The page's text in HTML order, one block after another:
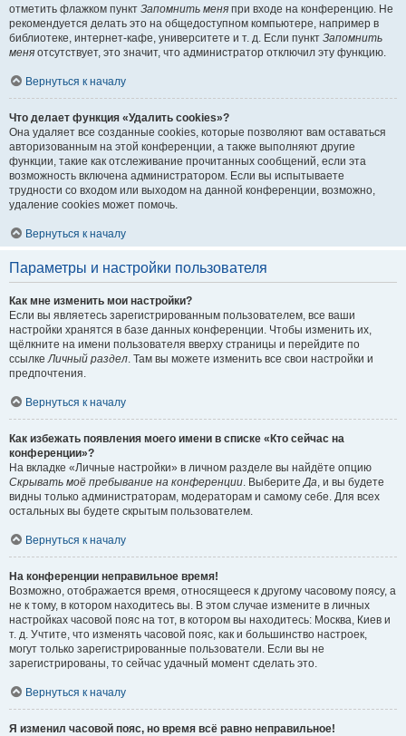
отметить флажком пункт Запомнить меня при входе на конференцию. Не
рекомендуется делать это на общедоступном компьютере, например в
библиотеке, интернет-кафе, университете и т. д. Если пункт Запомнить
меня отсутствует, это значит, что администратор отключил эту функцию.
Вернуться к началу
Что делает функция «Удалить cookies»?
Она удаляет все созданные cookies, которые позволяют вам оставаться
авторизованным на этой конференции, а также выполняют другие
функции, такие как отслеживание прочитанных сообщений, если эта
возможность включена администратором. Если вы испытываете
трудности со входом или выходом на данной конференции, возможно,
удаление cookies может помочь.
Вернуться к началу
Параметры и настройки пользователя
Как мне изменить мои настройки?
Если вы являетесь зарегистрированным пользователем, все ваши
настройки хранятся в базе данных конференции. Чтобы изменить их,
щёлкните на имени пользователя вверху страницы и перейдите по
ссылкеЛичный раздел. Там вы можете изменить все свои настройки и
предпочтения.
Вернуться к началу
Как избежать появления моего имени в списке «Кто сейчас на
конференции»?
На вкладке «Личные настройки» в личном разделе вы найдёте опцию
Скрывать моё пребывание на конференции. ВыберитеДа, и вы будете
видны только администраторам, модераторам и самому себе. Для всех
остальных вы будете скрытым пользователем.
Вернуться к началу
На конференции неправильное время!
Возможно, отображается время, относящееся к другому часовому поясу, а
не к тому, в котором находитесь вы. В этом случае измените в личных
настройках часовой пояс на тот, в котором вы находитесь: Москва, Киев и
т. д. Учтите, что изменять часовой пояс, как и большинство настроек,
могут только зарегистрированные пользователи. Если вы не
зарегистрированы, то сейчас удачный момент сделать это.
Вернуться к началу
Я изменил часовой пояс, но время всё равно неправильное!